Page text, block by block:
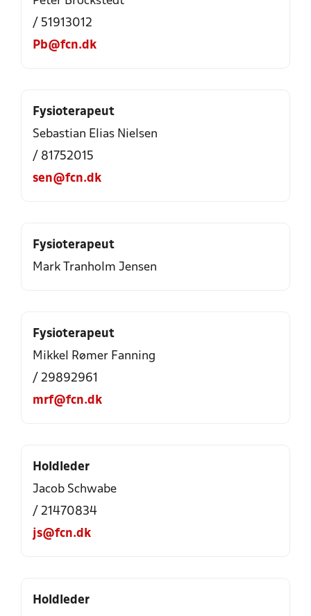
/ 51913012
Pb@fcn.dk
Fysioterapeut
Sebastian Elias Nielsen
/ 81752015
sen@fcn.dk
Fysioterapeut
Mark Tranholm Jensen
Fysioterapeut
Mikkel Rømer Fanning
/ 29892961
mrf@fcn.dk
Holdleder
Jacob Schwabe
/ 21470834
js@fcn.dk
Holdleder